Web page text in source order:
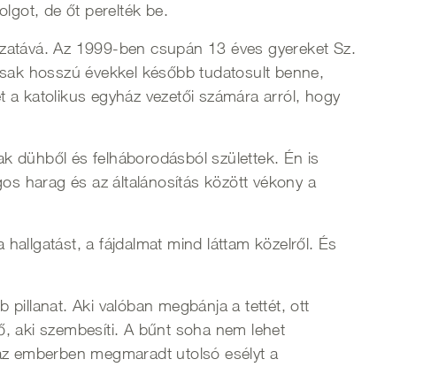
de őt perelték be.
Az 1999-ben csupán 13 éves gyereket Sz.
hosszú évekkel később tudatosult benne,
katolikus egyház vezetői számára arról, hogy
dühből és felháborodásból születtek. Én is
harag és az általánosítás között vékony a
a fájdalmat mind láttam közelről. És
pillanat. Aki valóban megbánja a tettét, ott
aki szembesíti. A bűnt soha nem lehet
emberben megmaradt utolsó esélyt a